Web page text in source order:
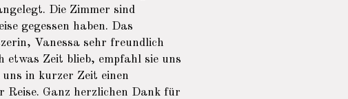
Die Zimmer sind
gegessen haben. Das
Vanessa sehr freundlich
etwas Zeit blieb, empfahl sie uns
in kurzer Zeit einen
Reise. Ganz herzlichen Dank für